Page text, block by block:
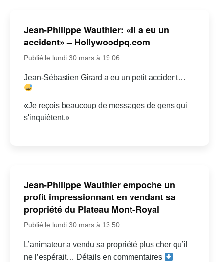
Jean-Philippe Wauthier: «Il a eu un
accident» – Hollywoodpq.com
Publié le lundi 30 mars à 19:06
Jean-Sébastien Girard a eu un petit accident…
«Je reçois beaucoup de messages de gens qui
s'inquiètent.»
Jean-Philippe Wauthier empoche un
profit impressionnant en vendant sa
propriété du Plateau Mont-Royal
Publié le lundi 30 mars à 13:50
L’animateur a vendu sa propriété plus cher qu’il
ne l’espérait… Détails en commentaires